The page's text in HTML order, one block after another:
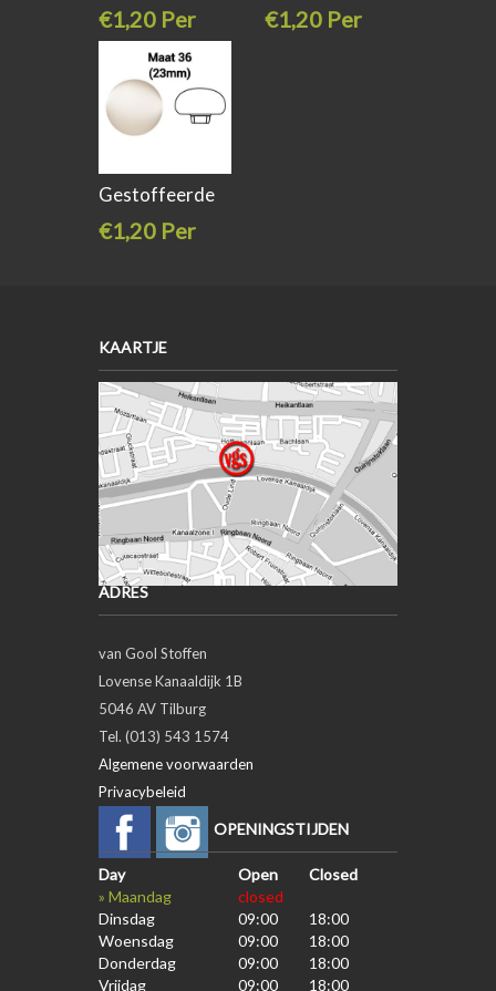
€1,20 Per
stuk
€1,20 Per
Gestoffeerde
€1,20 Per
KAARTJE
ADRES
van Gool Stoffen
Lovense Kanaaldijk 1B
5046 AV Tilburg
Tel. (013) 543 1574
Algemene voorwaarden
Privacybeleid
OPENINGSTIJDEN
Day Open
Closed
» Maandag
closed
Dinsdag
09:00
18:00
Woensdag
09:00
18:00
Donderdag
09:00
18:00
Vrijdag
09:00 18:00